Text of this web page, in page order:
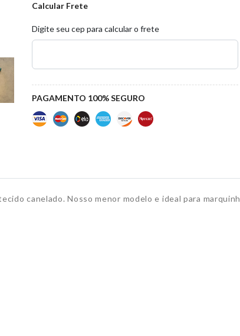
Calcular Frete
Digite seu cep para calcular o frete
PAGAMENTO 100% SEGURO
canelado. Nosso menor modelo e ideal para